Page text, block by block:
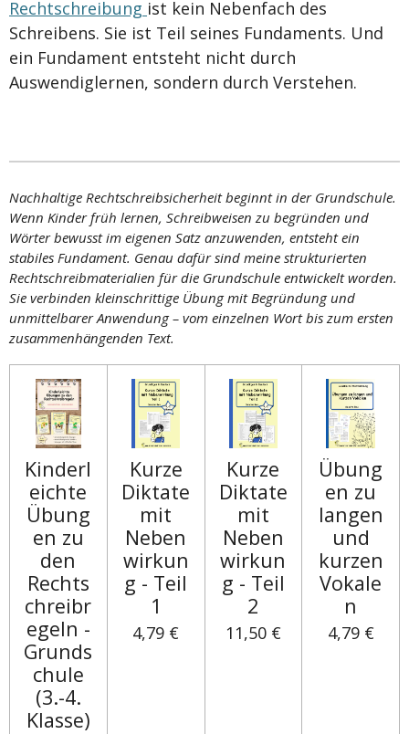
Rechtschreibung ist kein Nebenfach des
Schreibens. Sie ist Teil seines Fundaments. Und
ein Fundament entsteht nicht durch
Auswendiglernen, sondern durch Verstehen.
Nachhaltige Rechtschreibsicherheit beginnt in der Grundschule.
Wenn Kinder früh lernen, Schreibweisen zu begründen und
Wörter bewusst im eigenen Satz anzuwenden, entsteht ein
stabiles Fundament. Genau dafür sind meine strukturierten
Rechtschreibmaterialien für die Grundschule entwickelt worden.
Sie verbinden kleinschrittige Übung mit Begründung und
unmittelbarer Anwendung – vom einzelnen Wort bis zum ersten
zusammenhängenden Text.
Kinderl
eichte
Übung
en zu
den
Rechts
chreibr
egeln -
Grunds
chule
(3.-4.
Klasse)
Kurze
Diktate
mit
Neben
wirkun
g - Teil
1
4,79 €
Kurze
Diktate
mit
Neben
wirkun
g - Teil
2
11,50 €
Übung
en zu
langen
und
kurzen
Vokale
n
4,79 €